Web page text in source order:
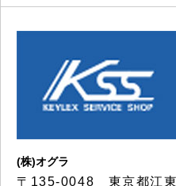
(株)オグラ
〒135-0048 東京都江